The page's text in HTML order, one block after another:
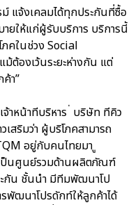
แจ้งเคลมได้ทุกประกันที่ซื้อ
ยให้แก่ผู้รับบริการ บริการนี้
ภคในช่วง Social
ม้ต้องเว้นระยะห่างกัน แต่
า”
าหน้าทีบริหาร ่ บริษัท ทีคิว
เสริมว่า ผู้บริโภคสามารถ
อยู่กับคนไทยมา
ป็นศูนย์รวมด้านผลิตภัณฑ์
กัน ชั้นนำ มีทีมพัฒนาโป
พัฒนาโปรดักท์ให้ลูกค้าได้